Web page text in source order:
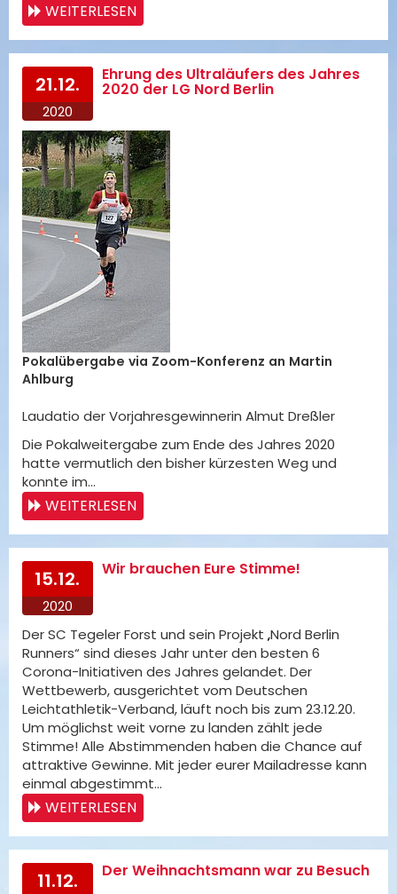
WEITERLESEN
21.12.
2020
Ehrung des Ultraläufers des Jahres
2020 der LG Nord Berlin
Pokalübergabe via Zoom-Konferenz an Martin
Ahlburg
Laudatio der Vorjahresgewinnerin Almut Dreßler
Die Pokalweitergabe zum Ende des Jahres 2020
hatte vermutlich den bisher kürzesten Weg und
konnte im…
WEITERLESEN
15.12.
2020
Wir brauchen Eure Stimme!
Der SC Tegeler Forst und sein Projekt „Nord Berlin
Runners“ sind dieses Jahr unter den besten 6
Corona-Initiativen des Jahres gelandet. Der
Wettbewerb, ausgerichtet vom Deutschen
Leichtathletik-Verband, läuft noch bis zum 23.12.20.
Um möglichst weit vorne zu landen zählt jede
Stimme! Alle Abstimmenden haben die Chance auf
attraktive Gewinne. Mit jeder eurer Mailadresse kann
einmal abgestimmt…
WEITERLESEN
11.12. Der Weihnachtsmann war zu Besuch